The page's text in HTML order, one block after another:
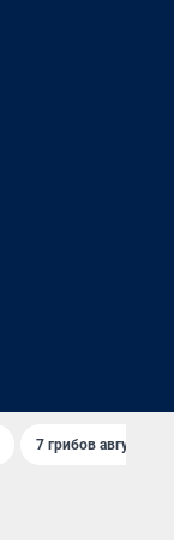
7 грибов августа